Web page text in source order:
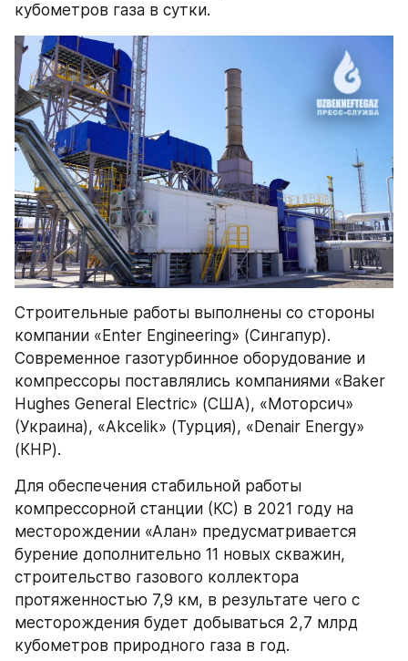
кубометров газа в сутки.
Строительные работы выполнены со стороны
компании «Enter Engineering» (Сингапур).
Современное газотурбинное оборудование и
компрессоры поставлялись компаниями «Baker
Hughes General Electric» (США), «Моторсич»
(Украина), «Akcelik» (Турция), «Denair Energy»
(КНР).
Для обеспечения стабильной работы
компрессорной станции (КС) в 2021 году на
месторождении «Алан» предусматривается
бурение дополнительно 11 новых скважин,
строительство газового коллектора
протяженностью 7,9 км, в результате чего с
месторождения будет добываться 2,7 млрд
кубометров природного газа в год.